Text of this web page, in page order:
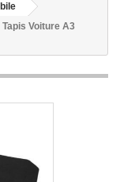
Tapis Voiture A3